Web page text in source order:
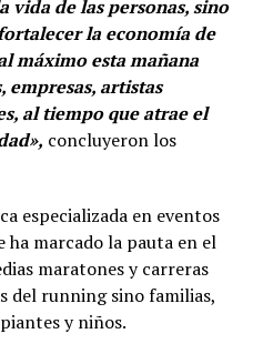
vida de las personas, sino
la economía de
máximo esta mañana
empresas, artistas
al tiempo que atrae el
concluyeron los
especializada en eventos
ha marcado la pauta en el
maratones y carreras
del running sino familias,
y niños.